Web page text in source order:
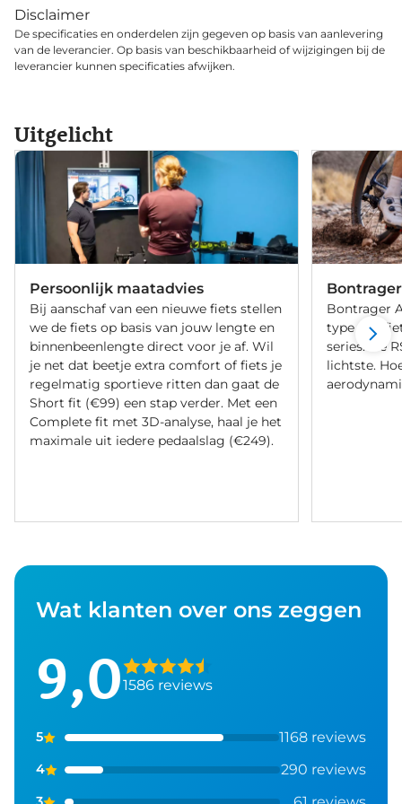
Disclaimer
De specificaties en onderdelen zijn gegeven op basis van aanlevering
van de leverancier. Op basis van beschikbaarheid of wijzigingen bij de
leverancier kunnen specificaties afwijken.
Uitgelicht
Persoonlijk maatadvies
Bij aanschaf van een nieuwe fiets stellen
we de fiets op basis van jouw lengte en
binnenbeenlengte direct voor je af. Wil
je net dat beetje extra comfort of fiets je
regelmatig sportieve ritten dan gaat de
Short fit (€99) een stap verder. Met een
Complete fit met 3D-analyse, haal je het
maximale uit iedere pedaalslag (€249).
Bontrager
type
series. De
lichtste.
Wat klanten over ons zeggen
9,01586 reviews
5 1168 reviews
4 290 reviews